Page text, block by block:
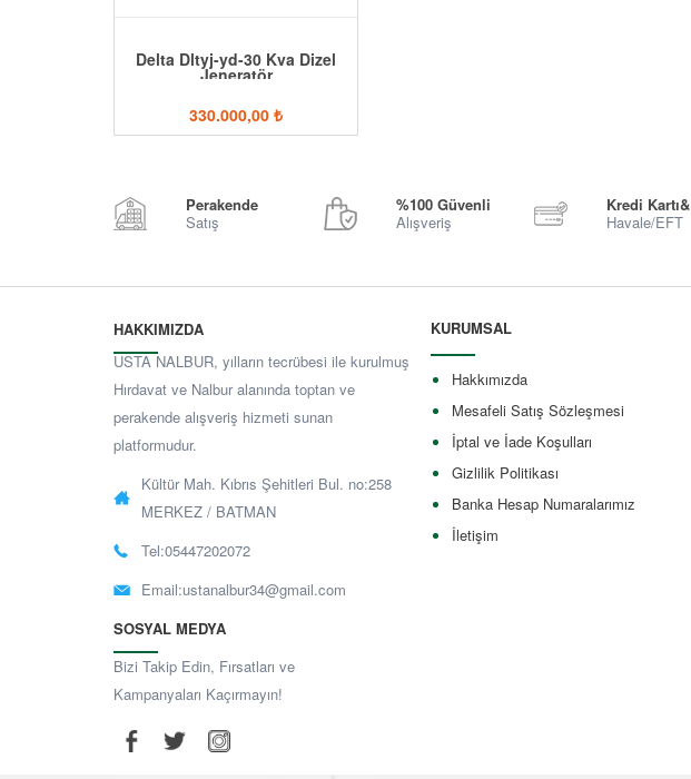
Delta Dltyj-yd-30 Kva Dizel
Jeneratör
330.000,00 ₺
Perakende
Satış
%100 Güvenli
Alışveriş
Kredi Kartı&
Havale/EFT
HAKKIMIZDA
USTA NALBUR, yılların tecrübesi ile kurulmuş
Hırdavat ve Nalbur alanında toptan ve
perakende alışveriş hizmeti sunan
platformudur.
Kültür Mah. Kıbrıs Şehitleri Bul. no:258
MERKEZ / BATMAN
Tel:05447202072
Email:ustanalbur34@gmail.com
SOSYAL MEDYA
Bizi Takip Edin, Fırsatları ve
Kampanyaları Kaçırmayın!
KURUMSAL
Hakkımızda
Mesafeli Satış Sözleşmesi
İptal ve İade Koşulları
Gizlilik Politikası
Banka Hesap Numaralarımız
İletişim